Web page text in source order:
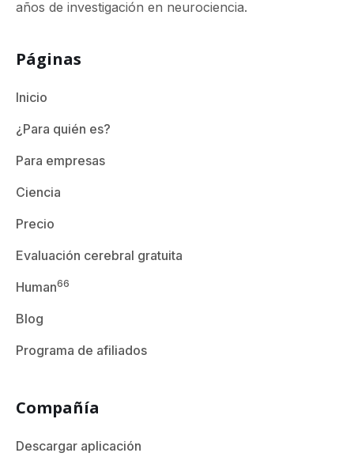
años de investigación en neurociencia.
Páginas
Inicio
¿Para quién es?
Para empresas
Ciencia
Precio
Evaluación cerebral gratuita
Human66
Blog
Programa de afiliados
Compañía
Descargar aplicación